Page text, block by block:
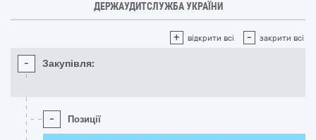
ДЕРЖАУДИТСЛУЖБА УКРАЇНИ
+ відкрити всі - закрити всі
- Закупівля:
- Позиції